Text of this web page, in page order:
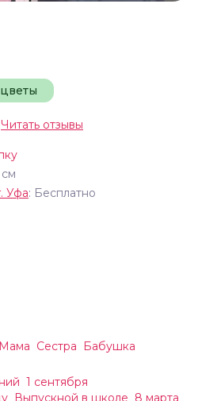
см
Уфа: Бесплатно
Читать отзывы
Мама Сестра
Бабушка
1 сентября
Выпускной в школе 8 марта